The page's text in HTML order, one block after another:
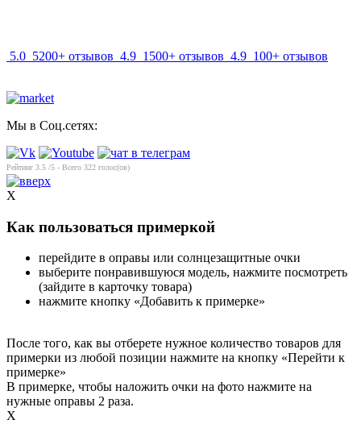
5.0 5200+ отзывов 4.9 1500+ отзывов 4.9 100+ отзывов
Мы в Соц.сетях:
Рейтинг 3.5 /5 - Всего 322 голос(ов)
X
Как пользоваться примеркой
перейдите в оправы или солнцезащитные очки
выберите понравившуюся модель, нажмите посмотреть
(зайдите в карточку товара)
нажмите кнопку «Добавить к примерке»
После того, как вы отберете нужное количество товаров для
примерки из любой позиции нажмите на кнопку «Перейти к
примерке»
В примерке, чтобы наложить очки на фото нажмите на
нужные оправы 2 раза.
X